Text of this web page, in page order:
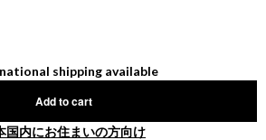
shipping available
Add to cart
国内にお住まいの方向け